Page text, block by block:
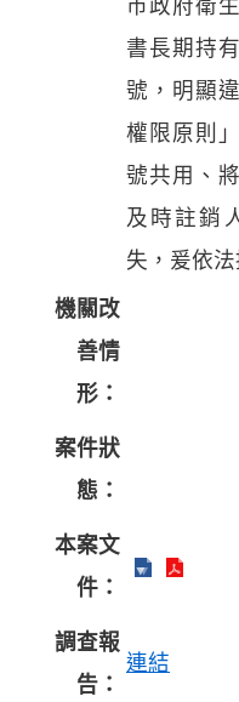
市政府衛
書長期持
號，明顯
權限原則
號共用、
及時註銷
失，爰依法
機關改
善情
形：
案件狀
態：
本案文
件：
調查報
告：
連結